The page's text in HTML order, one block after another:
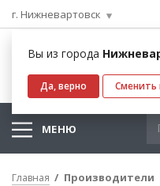
г. Нижневартовск
Вы из города
Да, верно Сменить
МЕНЮ
Главная Производители